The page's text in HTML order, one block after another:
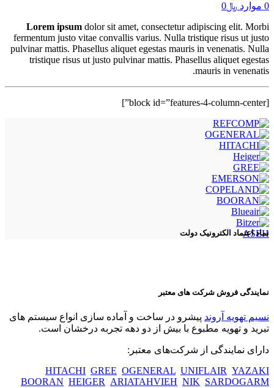
0 موارد ﷼0
Lorem ipsum dolor sit amet, consectetur adipiscing elit. Morbi
fermentum justo vitae convallis varius. Nulla tristique risus ut justo
pulvinar mattis. Phasellus aliquet egestas mauris in venenatis. Nulla
tristique risus ut justo pulvinar mattis. Phasellus aliquet egestas
mauris in venenatis.
[block id=”features-4-column-center”]
ASEH
نماد اعتماد الکترونیک دولت
نمایندگی فروش شرکت های معتبر
نسیم تهویه آروند پیشرو در ساخت و آماده سازی انواع سیستم های
تبرید و تهویه مطبوع با بیش از دو دهه تجربه درخشان است.
دارای نمایندگی از شرکت‌های معتبر:
HITACHI GREE OGENERAL UNIFLAIR YAZAKI
BOORAN HEIGER ARIATAHVIEH NIK SARDOGARM